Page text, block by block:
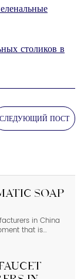
столиков в
СЛЕДУЮЩИЙ ПОСТ
Soap
inin China
that is
stands first
causes the